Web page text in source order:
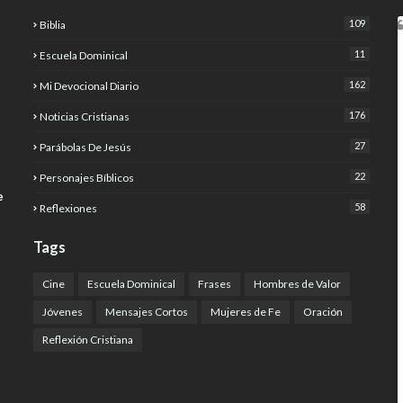
Biblia 109
Escuela Dominical 11
Mi Devocional Diario 162
Noticias Cristianas 176
Parábolas De Jesús 27
Personajes Bíblicos 22
Reflexiones 58
Tags
Cine Escuela Dominical Frases Hombres de Valor
Jóvenes Mensajes Cortos Mujeres de Fe Oración
Reflexión Cristiana